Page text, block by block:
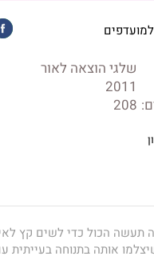
שלגי הוצאה לאור
2011
208
תעשה הכול כדי לשים קץ
אותה בתנוחה בעייתית